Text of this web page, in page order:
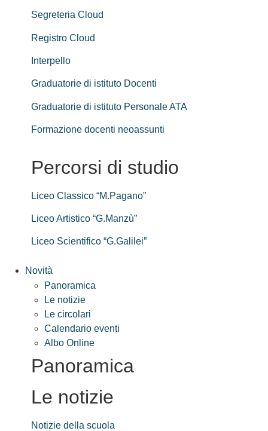
Segreteria Cloud
Registro Cloud
Interpello
Graduatorie di istituto Docenti
Graduatorie di istituto Personale ATA
Formazione docenti neoassunti
Percorsi di studio
Liceo Classico “M.Pagano”
Liceo Artistico “G.Manzù”
Liceo Scientifico “G.Galilei”
Novità
Panoramica
Le notizie
Le circolari
Calendario eventi
Albo Online
Panoramica
Le notizie
Notizie della scuola